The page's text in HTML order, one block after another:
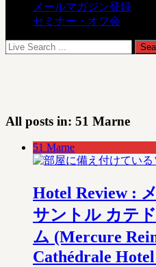
メールマガジン登録
セミナー・オフ会
All posts in: 51 Marne
51 Marne
Hotel Review :
サントル カテ
ム (Mercure
Cathédrale